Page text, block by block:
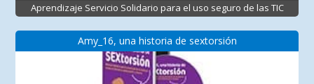
Aprendizaje Servicio Solidario para el uso seguro de las TIC
Amy_16, una historia de sextorsión